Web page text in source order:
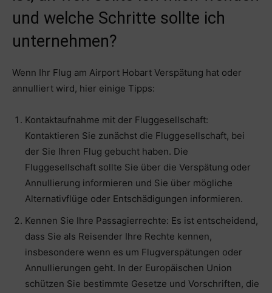
und welche Schritte sollte ich
unternehmen?
Wenn Ihr Flug am Airport Hobart Verspätung hat oder
annulliert wird, hier einige Tipps:
Kontaktaufnahme mit der Fluggesellschaft:
Kontaktieren Sie zunächst die Fluggesellschaft, bei
der Sie Ihren Flug gebucht haben. Die
Fluggesellschaft sollte Sie über die Verspätung oder
Annullierung informieren und Sie über mögliche
Alternativflüge oder Entschädigungen informieren.
Kennen Sie Ihre Passagierrechte: Es ist entscheidend,
dass Sie als Reisender Ihre Rechte kennen,
insbesondere wenn es um Flugverspätungen oder
Annullierungen geht. In der Europäischen Union
schützen Sie bestimmte Gesetze und Vorschriften, die